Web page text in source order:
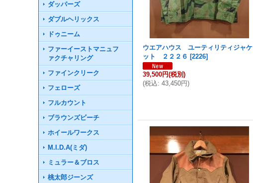
ダッパーズ
ダブルヘリックス
ドゥニーム
ファーイーストマニュフ
ァクチャリング
ファインクリーク
フェローズ
フルカウント
ブラウンズビーチ
ホイールワークス
M.I.D.A(ミダ)
ミュラー＆ブロス
桃太郎ジーンズ
ウエアハウス ユーティリティジャケ
ット ２２２６ [2226]
39,500円(税別)
(税込: 43,450円)